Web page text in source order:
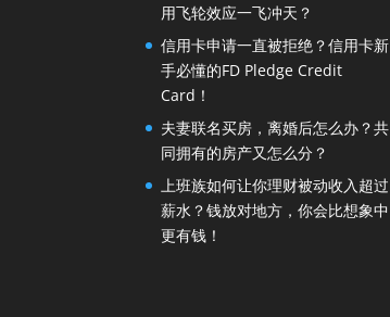
用飞轮效应一飞冲天？
信用卡申请一直被拒绝？信用卡新
手必懂的FD Pledge Credit
Card！
夫妻联名买房，离婚后怎么办？共
同拥有的房产又怎么分？
上班族如何让你理财被动收入超过
薪水？钱放对地方，你会比想象中
更有钱！